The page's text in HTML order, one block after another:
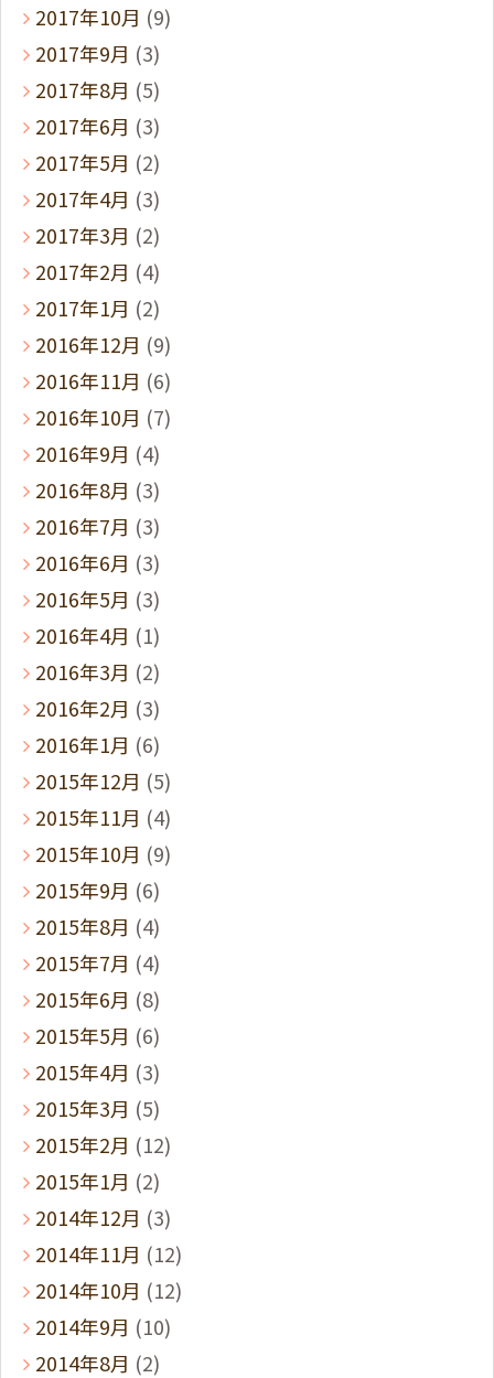
2017年10月 (9)
2017年9月 (3)
2017年8月 (5)
2017年6月 (3)
2017年5月 (2)
2017年4月 (3)
2017年3月 (2)
2017年2月 (4)
2017年1月 (2)
2016年12月 (9)
2016年11月 (6)
2016年10月 (7)
2016年9月 (4)
2016年8月 (3)
2016年7月 (3)
2016年6月 (3)
2016年5月 (3)
2016年4月 (1)
2016年3月 (2)
2016年2月 (3)
2016年1月 (6)
2015年12月 (5)
2015年11月 (4)
2015年10月 (9)
2015年9月 (6)
2015年8月 (4)
2015年7月 (4)
2015年6月 (8)
2015年5月 (6)
2015年4月 (3)
2015年3月 (5)
2015年2月 (12)
2015年1月 (2)
2014年12月 (3)
2014年11月 (12)
2014年10月 (12)
2014年9月 (10)
2014年8月 (2)